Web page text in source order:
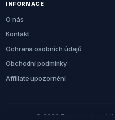
INFORMACE
O nás
Kontakt
Ochrana osobních údajů
Obchodní podmínky
Affiliate upozornění
© 2026 Zemezvirat.cz.